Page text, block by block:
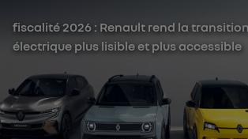
fiscalité 2026 : Renault rend la transition
électrique plus lisible et plus accessible